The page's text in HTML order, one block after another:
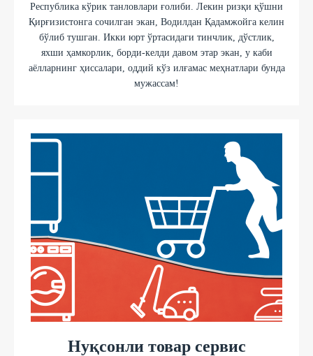
Республика кўрик танловлари ғолиби. Лекин ризқи қўшни
Қирғизистонга сочилган экан, Водилдан Қадамжойга келин
бўлиб тушган. Икки юрт ўртасидаги тинчлик, дўстлик,
яхши ҳамкорлик, борди-келди давом этар экан, у каби
аёлларнинг ҳиссалари, оддий кўз илғамас меҳнатлари бунда
мужассам!
Нуқсонли товар сервис